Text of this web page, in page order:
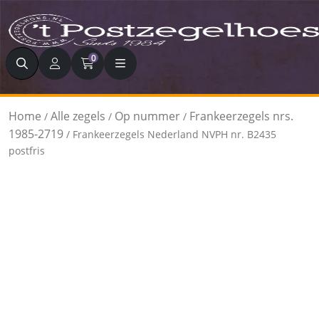
Zoeken 0
Home / Alle zegels / Op nummer / Frankeerzegels nrs.
1985-2719 / Frankeerzegels Nederland NVPH nr. B2435
postfris